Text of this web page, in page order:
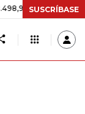
+$ 8.753,81 +2,19%
SUSCRÍBASE